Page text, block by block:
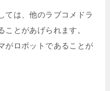
ては、他のラブコメドラ
ことがあげられます。
がロボットであることが